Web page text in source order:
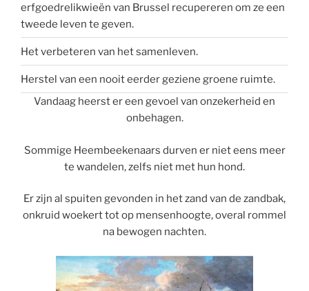
erfgoedrelikwieën van Brussel recupereren om ze een
tweede leven te geven.
Het verbeteren van het samenleven.
Herstel van een nooit eerder geziene groene ruimte.
Vandaag heerst er een gevoel van onzekerheid en
onbehagen.
Sommige Heembeekenaars durven er niet eens meer
te wandelen, zelfs niet met hun hond.
Er zijn al spuiten gevonden in het zand van de zandbak,
onkruid woekert tot op mensenhoogte, overal rommel
na bewogen nachten.